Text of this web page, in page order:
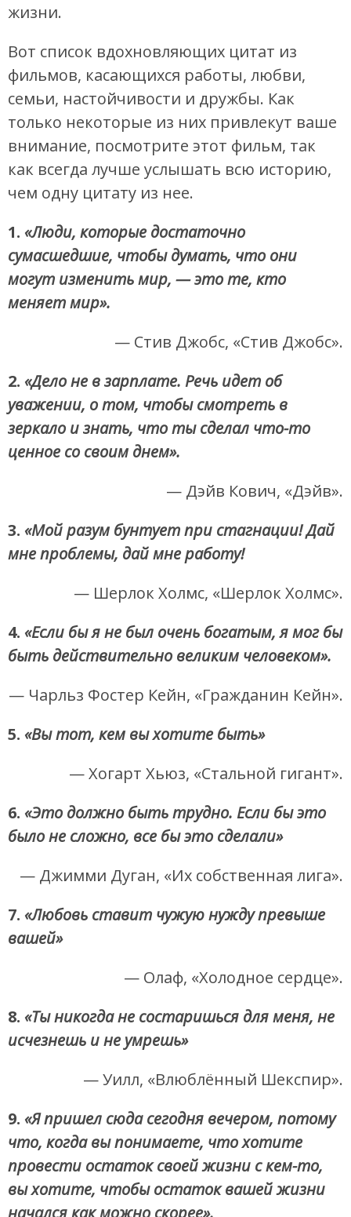
жизни.
Вот список вдохновляющих цитат из
фильмов, касающихся работы, любви,
семьи, настойчивости и дружбы. Как
только некоторые из них привлекут ваше
внимание, посмотрите этот фильм, так
как всегда лучше услышать всю историю,
чем одну цитату из нее.
1. «Люди, которые достаточно
сумасшедшие, чтобы думать, что они
могут изменить мир, — это те, кто
меняет мир».
— Стив Джобс, «Стив Джобс».
2. «Дело не в зарплате. Речь идет об
уважении, о том, чтобы смотреть в
зеркало и знать, что ты сделал что-то
ценное со своим днем​​».
— Дэйв Кович, «Дэйв».
3. «Мой разум бунтует при стагнации! Дай
мне проблемы, дай мне работу!
— Шерлок Холмс, «Шерлок Холмс».
4. «Если бы я не был очень богатым, я мог бы
быть действительно великим человеком».
— Чарльз Фостер Кейн, «Гражданин Кейн».
5. «Вы тот, кем вы хотите быть»
— Хогарт Хьюз, «Стальной гигант».
6. «Это должно быть трудно. Если бы это
было не сложно, все бы это сделали»
— Джимми Дуган, «Их собственная лига».
7. «Любовь ставит чужую нужду превыше
вашей»
— Олаф, «Холодное сердце».
8. «Ты никогда не состаришься для меня, не
исчезнешь и не умрешь»
— Уилл, «Влюблённый Шекспир».
9. «Я пришел сюда сегодня вечером, потому
что, когда вы понимаете, что хотите
провести остаток своей жизни с кем-то,
вы хотите, чтобы остаток вашей жизни
начался как можно скорее».